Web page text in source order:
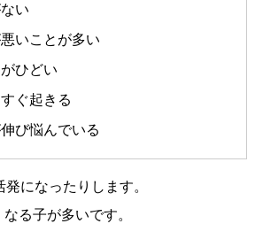
い
いことが多い
ひどい
ぐ起きる
び悩んでいる
になったりします。
る子が多いです。